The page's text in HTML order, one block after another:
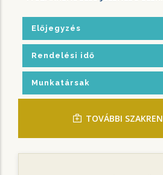
Előjegyzés
Rendelési idő
Munkatársak
TOVÁBBI